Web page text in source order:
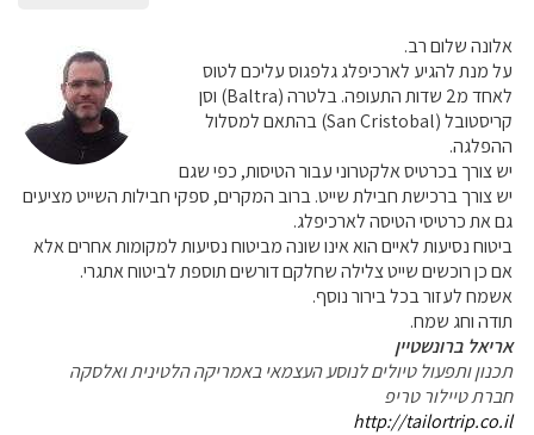
אלונה שלום רב.
על מנת להגיע לארכיפלג גלפגוס עליכם לטוס
לאחד מ2 שדות התעופה. בלטרה (Baltra) וסן
קריסטובל (San Cristobal) בהתאם למסלול
ההפלגה.
יש צורך בכרטיס אלקטרוני עבור הטיסות, כפי שגם
יש צורך ברכישת חבילת שייט. ברוב המקרים, ספקי חבילות השייט מציעים
גם את כרטיסי הטיסה לארכיפלג.
ביטוח נסיעות לאיים הוא אינו שונה מביטוח נסיעות למקומות אחרים אלא
אם כן רוכשים שייט צלילה שחלקם דורשים תוספת לביטוח אתגרי.
אשמח לעזור בכל בירור נוסף.
תודה וחג שמח.
אריאל ברונשטיין
תכנון ותפעול טיולים לנוסע העצמאי באמריקה הלטינית ואלסקה
חברת טיילור טריפ
http://tailortrip.co.il